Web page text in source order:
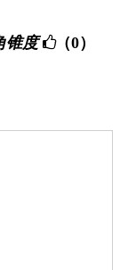
锥度
（0）